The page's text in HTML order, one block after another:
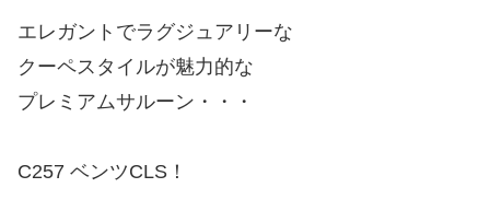
エレガントでラグジュアリーな
クーペスタイルが魅力的な
プレミアムサルーン・・・
C257 ベンツCLS！